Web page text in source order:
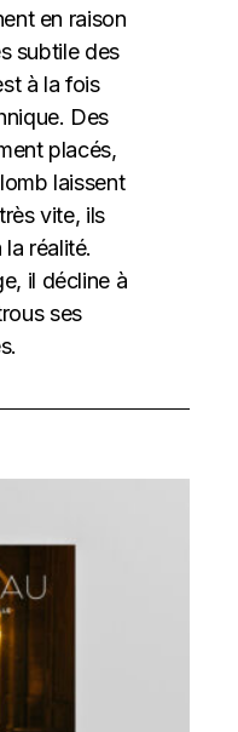
en raison
subtile des
à la fois
Des
placés,
laissent
vite, ils
réalité.
il décline à
ses